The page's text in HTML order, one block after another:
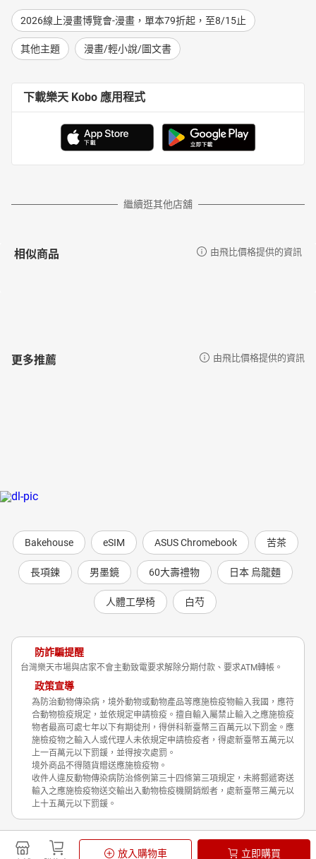
放入購物車 立即購買
2026線上漫畫博覽會-漫畫，單本79折起，至8/15止
其他主題 漫畫/輕小說/圖文書
下載樂天 Kobo 應用程式
繼續逛其他店舖
相似商品 由飛比價格提供的資訊
更多推薦 由飛比價格提供的資訊
Bakehouse eSIM ASUS Chromebook 苦茶
長項鍊 男墨鏡 60大壽禮物 日本 烏龍麵
人體工學椅 白芍
防詐騙提醒
台灣樂天市場與店家不會主動致電要求解除分期付款、要求ATM轉帳。
政策宣導
為防治動物傳染病，境外動物或動物產品等應施檢疫物輸入我國，應符
合動物檢疫規定，並依規定申請檢疫。擅自輸入屬禁止輸入之應施檢疫
物者最高可處七年以下有期徒刑，得併科新臺幣三百萬元以下罰金。應
施檢疫物之輸入人或代理人未依規定申請檢疫者，得處新臺幣五萬元以
上一百萬元以下罰鍰，並得按次處罰。
境外商品不得隨貨贈送應施檢疫物。
收件人違反動物傳染病防治條例第三十四條第三項規定，未將郵遞寄送
輸入之應施檢疫物送交輸出入動物檢疫機關銷燬者，處新臺幣三萬元以
上十五萬元以下罰鍰。
Shopping is Entertainment!